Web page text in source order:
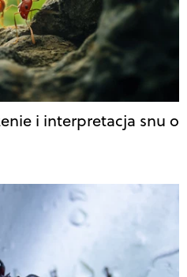
i interpretacja snu o